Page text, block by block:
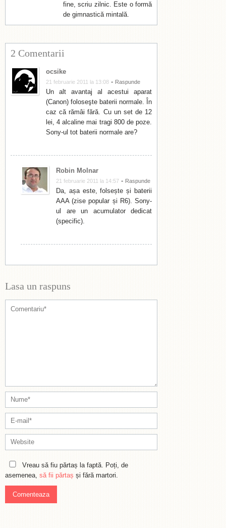
fine, scriu zilnic. Este o formă
de gimnastică mintală.
2 Comentarii
ocsike
21 februarie 2011 la 13:08 - Raspunde
Un alt avantaj al acestui aparat
(Canon) foloseşte baterii normale. În
caz că rămâi fără. Cu un set de 12
lei, 4 alcaline mai tragi 800 de poze.
Sony-ul tot baterii normale are?
Robin Molnar
21 februarie 2011 la 14:57 - Raspunde
Da, așa este, folsește și baterii
AAA (zise popular și R6). Sony-
ul are un acumulator dedicat
(specific).
Lasa un raspuns
Vreau să fiu părtaș la faptă. Poți, de
asemenea, să fii părtaș și fără martori.